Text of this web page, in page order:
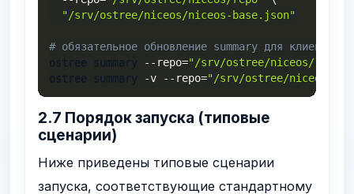
"/srv/ostree/niceos/niceos-base.json"
# обязательное обновление summary для клиентов
--repo="/srv/ostree/niceos/repo"
-v --repo="/srv/ostree/niceos/
2.7 Порядок запуска (типовые
сценарии)
Ниже приведены типовые сценарии
запуска, соответствующие стандартному